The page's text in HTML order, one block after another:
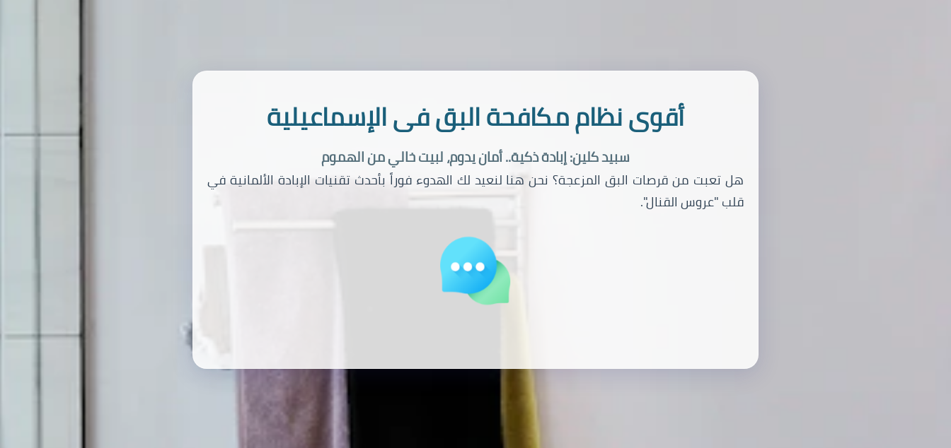
أقوى نظام مكافحة البق فى الإسماعيلية
سبيد كلين: إبادة ذكية.. أمان يدوم، لبيت خالي من الهموم
هل تعبت من قرصات البق المزعجة؟ نحن هنا لنعيد لك الهدوء فوراً بأحدث تقنيات الإبادة الألمانية في
قلب "عروس القنال".